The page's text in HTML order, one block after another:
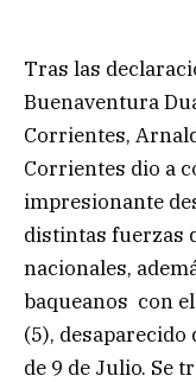
Tras las
Buenaventura
Corrientes,
Corrientes dio a
impresionante
distintas fuerzas
nacionales,
baqueanos con
(5),
de 9 de Julio. Se